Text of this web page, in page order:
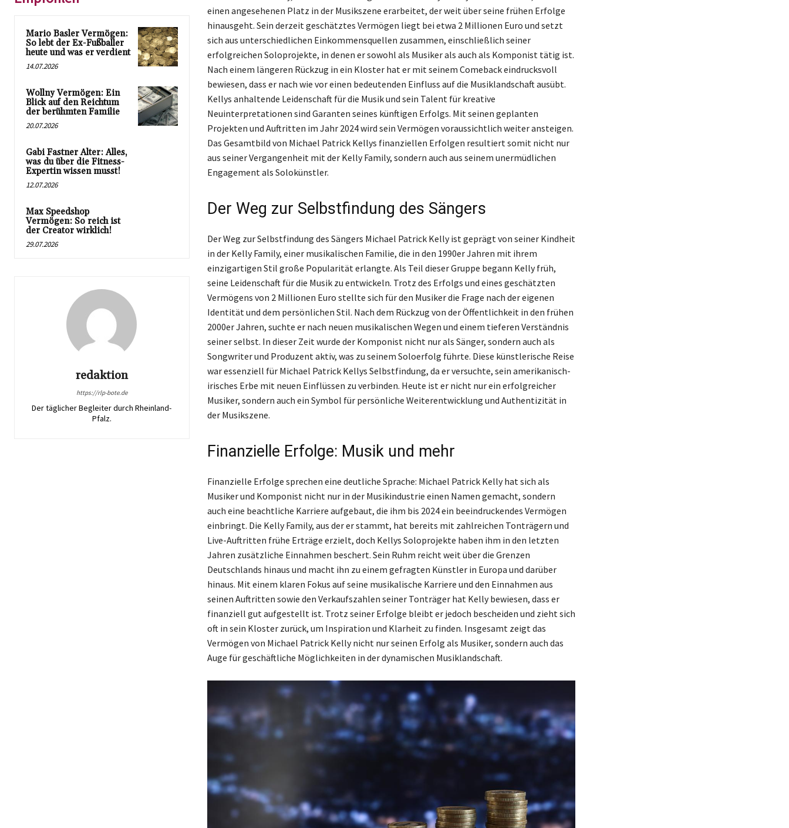
Mario Basler Vermögen:
So lebt der Ex-Fußballer
heute und was er verdient
14.07.2026
Wollny Vermögen: Ein
Blick auf den Reichtum
der berühmten Familie
20.07.2026
Gabi Fastner Alter: Alles,
was du über die Fitness-
Expertin wissen musst!
12.07.2026
Max Speedshop
Vermögen: So reich ist
der Creator wirklich!
29.07.2026
redaktion
https://rlp-bote.de
Der täglicher Begleiter durch Rheinland-
Pfalz.
einen angesehenen Platz in der Musikszene erarbeitet, der weit über seine frühen Erfolge
hinausgeht. Sein derzeit geschätztes Vermögen liegt bei etwa 2 Millionen Euro und setzt
sich aus unterschiedlichen Einkommensquellen zusammen, einschließlich seiner
erfolgreichen Soloprojekte, in denen er sowohl als Musiker als auch als Komponist tätig ist.
Nach einem längeren Rückzug in ein Kloster hat er mit seinem Comeback eindrucksvoll
bewiesen, dass er nach wie vor einen bedeutenden Einfluss auf die Musiklandschaft ausübt.
Kellys anhaltende Leidenschaft für die Musik und sein Talent für kreative
Neuinterpretationen sind Garanten seines künftigen Erfolgs. Mit seinen geplanten
Projekten und Auftritten im Jahr 2024 wird sein Vermögen voraussichtlich weiter ansteigen.
Das Gesamtbild von Michael Patrick Kellys finanziellen Erfolgen resultiert somit nicht nur
aus seiner Vergangenheit mit der Kelly Family, sondern auch aus seinem unermüdlichen
Engagement als Solokünstler.
Der Weg zur Selbstfindung des Sängers
Der Weg zur Selbstfindung des Sängers Michael Patrick Kelly ist geprägt von seiner Kindheit
in der Kelly Family, einer musikalischen Familie, die in den 1990er Jahren mit ihrem
einzigartigen Stil große Popularität erlangte. Als Teil dieser Gruppe begann Kelly früh,
seine Leidenschaft für die Musik zu entwickeln. Trotz des Erfolgs und eines geschätzten
Vermögens von 2 Millionen Euro stellte sich für den Musiker die Frage nach der eigenen
Identität und dem persönlichen Stil. Nach dem Rückzug von der Öffentlichkeit in den frühen
2000er Jahren, suchte er nach neuen musikalischen Wegen und einem tieferen Verständnis
seiner selbst. In dieser Zeit wurde der Komponist nicht nur als Sänger, sondern auch als
Songwriter und Produzent aktiv, was zu seinem Soloerfolg führte. Diese künstlerische Reise
war essenziell für Michael Patrick Kellys Selbstfindung, da er versuchte, sein amerikanisch-
irisches Erbe mit neuen Einflüssen zu verbinden. Heute ist er nicht nur ein erfolgreicher
Musiker, sondern auch ein Symbol für persönliche Weiterentwicklung und Authentizität in
der Musikszene.
Finanzielle Erfolge: Musik und mehr
Finanzielle Erfolge sprechen eine deutliche Sprache: Michael Patrick Kelly hat sich als
Musiker und Komponist nicht nur in der Musikindustrie einen Namen gemacht, sondern
auch eine beachtliche Karriere aufgebaut, die ihm bis 2024 ein beeindruckendes Vermögen
einbringt. Die Kelly Family, aus der er stammt, hat bereits mit zahlreichen Tonträgern und
Live-Auftritten frühe Erträge erzielt, doch Kellys Soloprojekte haben ihm in den letzten
Jahren zusätzliche Einnahmen beschert. Sein Ruhm reicht weit über die Grenzen
Deutschlands hinaus und macht ihn zu einem gefragten Künstler in Europa und darüber
hinaus. Mit einem klaren Fokus auf seine musikalische Karriere und den Einnahmen aus
seinen Auftritten sowie den Verkaufszahlen seiner Tonträger hat Kelly bewiesen, dass er
finanziell gut aufgestellt ist. Trotz seiner Erfolge bleibt er jedoch bescheiden und zieht sich
oft in sein Kloster zurück, um Inspiration und Klarheit zu finden. Insgesamt zeigt das
Vermögen von Michael Patrick Kelly nicht nur seinen Erfolg als Musiker, sondern auch das
Auge für geschäftliche Möglichkeiten in der dynamischen Musiklandschaft.